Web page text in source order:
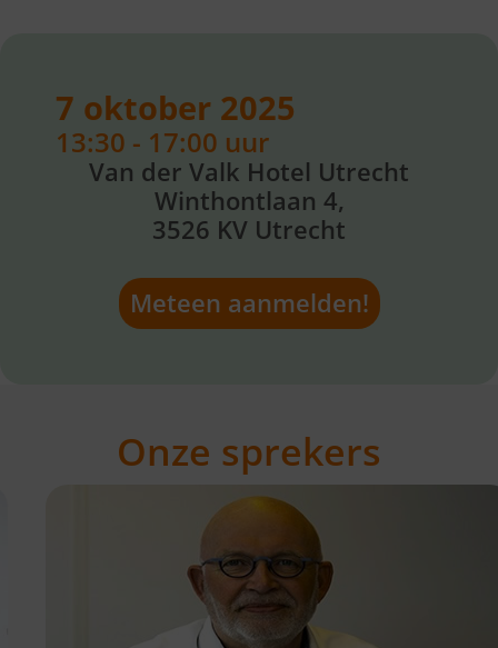
7 oktober 2025
13:30 - 17:00 uur
Van der Valk Hotel Utrecht
Winthontlaan 4,
3526 KV Utrecht
Meteen aanmelden!
Onze sprekers